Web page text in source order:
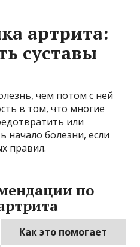
артрита:
суставы
чем потом с ней
в том, что многие
или
начало болезни, если
правил.
по
Как это помогает